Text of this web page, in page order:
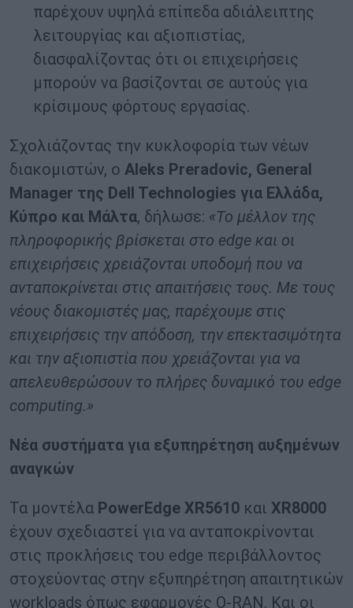
παρέχουν υψηλά επίπεδα αδιάλειπτης
λειτουργίας και αξιοπιστίας,
διασφαλίζοντας ότι οι επιχειρήσεις
μπορούν να βασίζονται σε αυτούς για
κρίσιμους φόρτους εργασίας.
Σχολιάζοντας την κυκλοφορία των νέων
διακομιστών, ο Aleks Preradovic, General
Manager της Dell Technologies για Ελλάδα,
Κύπρο και Μάλτα, δήλωσε: «Το μέλλον της
πληροφορικής βρίσκεται στο edge και οι
επιχειρήσεις χρειάζονται υποδομή που να
ανταποκρίνεται στις απαιτήσεις τους. Με τους
νέους διακομιστές μας, παρέχουμε στις
επιχειρήσεις την απόδοση, την επεκτασιμότητα
και την αξιοπιστία που χρειάζονται για να
απελευθερώσουν το πλήρες δυναμικό του edge
computing.»
Νέα συστήματα για εξυπηρέτηση αυξημένων
αναγκών
Τα μοντέλα PowerEdge XR5610 και XR8000
έχουν σχεδιαστεί για να ανταποκρίνονται
στις προκλήσεις του edge περιβάλλοντος
στοχεύοντας στην εξυπηρέτηση απαιτητικών
workloads όπως εφαρμογές O-RAN. Και οι